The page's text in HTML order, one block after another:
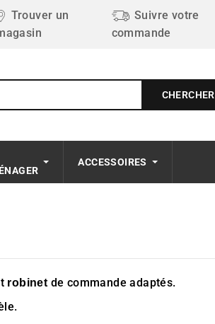
Trouver un
Suivre votre
commande
CHERCHER
ACCESSOIRES
robinetde commande adaptés.